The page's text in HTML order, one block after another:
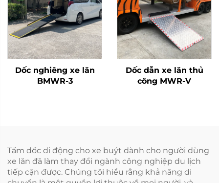
Dốc nghiêng xe lăn
BMWR-3
Dốc dẫn xe lăn thủ
công MWR-V
Tấm dốc di động cho xe buýt dành cho người dùng
xe lăn đã làm thay đổi ngành công nghiệp du lịch
tiếp cận được. Chúng tôi hiểu rằng khả năng di